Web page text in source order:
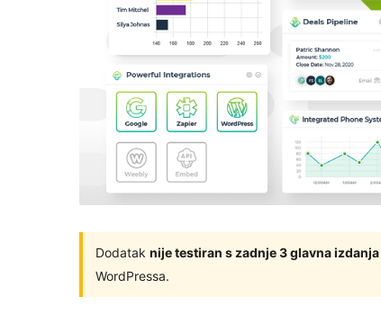
Dodatak nije testiran s zadnje 3 glavna
WordPressa.